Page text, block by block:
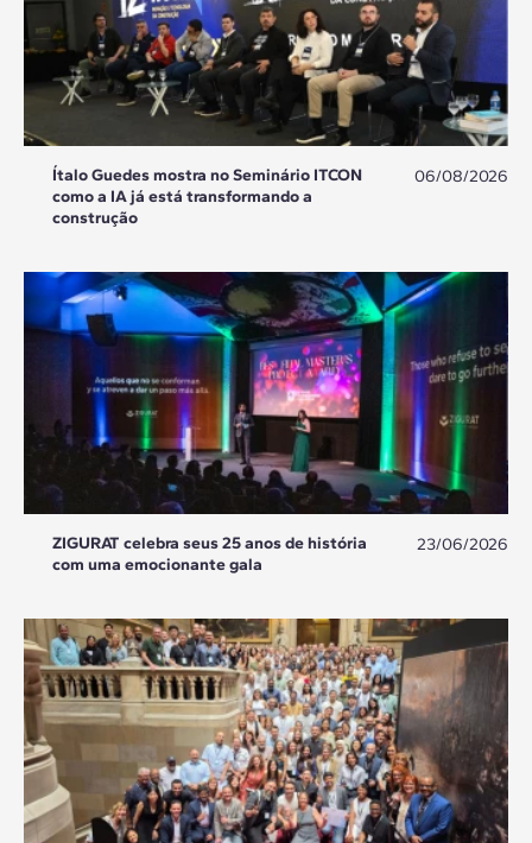
Ítalo Guedes mostra no Seminário ITCON
como a IA já está transformando a
construção
06/08/2026
ZIGURAT celebra seus 25 anos de história
com uma emocionante gala
23/06/2026